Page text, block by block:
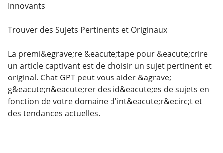
Innovants
Trouver des Sujets Pertinents et Originaux
La premi&egrave;re &eacute;tape pour &eacute;crire
un article captivant est de choisir un sujet pertinent et
original. Chat GPT peut vous aider &agrave;
g&eacute;n&eacute;rer des id&eacute;es de sujets en
fonction de votre domaine d'int&eacute;r&ecirc;t et
des tendances actuelles.